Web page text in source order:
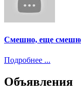
Смешно, еще
Подробнее ...
Объявления